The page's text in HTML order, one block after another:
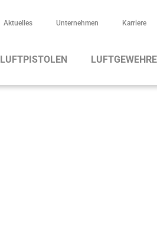
Aktuelles Unternehmen Karriere
LUFTPISTOLEN LUFTGEWEHRE